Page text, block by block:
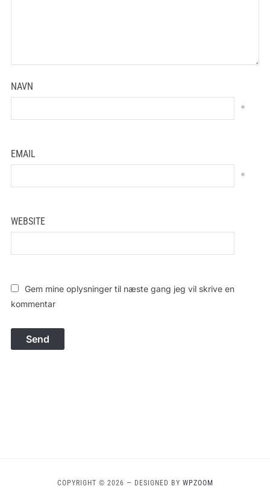
NAVN
*
EMAIL
*
WEBSITE
Gem mine oplysninger til næste gang jeg vil skrive en
kommentar
COPYRIGHT © 2026 — DESIGNED BY WPZOOM